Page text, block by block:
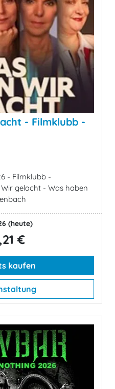
- Filmklubb -
- Filmklubb -
gelacht - Was haben
(heute)
€
kaufen